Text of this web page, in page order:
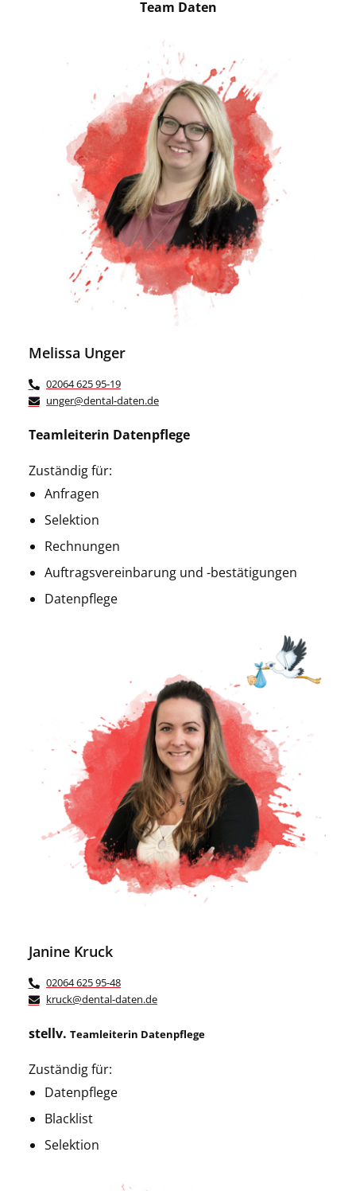
Team Daten
Melissa Unger
02064 625 95-19
unger@dental-daten.de
Teamleiterin Datenpflege
Zuständig für:
Anfragen
Selektion
Rechnungen
Auftragsvereinbarung und -bestätigungen
Datenpflege
Janine Kruck
02064 625 95-48
kruck@dental-daten.de
stellv. Teamleiterin Datenpflege
Zuständig für:
Datenpflege
Blacklist
Selektion